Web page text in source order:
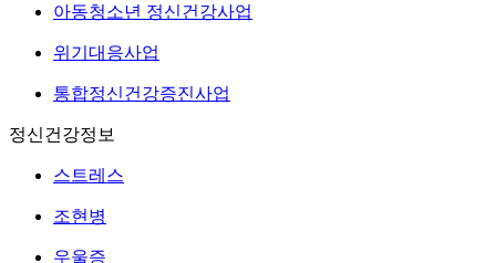
아동청소년 정신건강사업
위기대응사업
통합정신건강증진사업
정신건강정보
스트레스
조현병
우울증